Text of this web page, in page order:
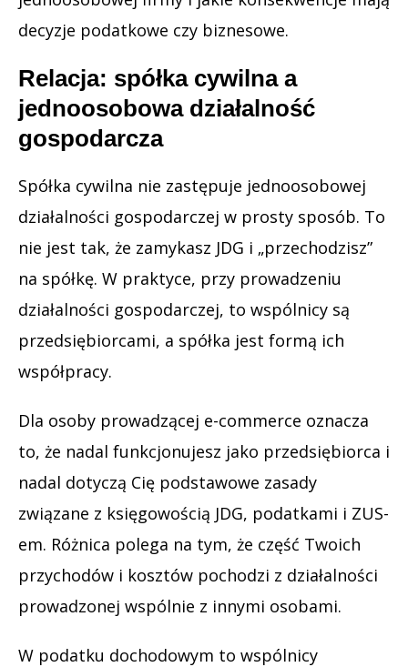
decyzje podatkowe czy biznesowe.
Relacja: spółka cywilna a
jednoosobowa działalność
gospodarcza
Spółka cywilna nie zastępuje jednoosobowej
działalności gospodarczej w prosty sposób. To
nie jest tak, że zamykasz JDG i „przechodzisz”
na spółkę. W praktyce, przy prowadzeniu
działalności gospodarczej, to wspólnicy są
przedsiębiorcami, a spółka jest formą ich
współpracy.
Dla osoby prowadzącej e-commerce oznacza
to, że nadal funkcjonujesz jako przedsiębiorca i
nadal dotyczą Cię podstawowe zasady
związane z księgowością JDG, podatkami i ZUS-
em. Różnica polega na tym, że część Twoich
przychodów i kosztów pochodzi z działalności
prowadzonej wspólnie z innymi osobami.
W podatku dochodowym to wspólnicy